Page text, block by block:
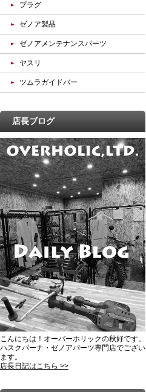
プラグ
ゼノア製品
ゼノアメンテナンスパーツ
ヤスリ
ツムラガイドバー
店長ブログ
こんにちは！オーバーホリックの秋好です。
ハスクバーナ・ゼノアパーツ専門店でござい
ます。
店長日記はこちら >>